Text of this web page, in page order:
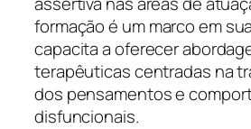
formação é um marco em
capacita a oferecer
terapêuticas centradas na
dos pensamentos e
disfuncionais.